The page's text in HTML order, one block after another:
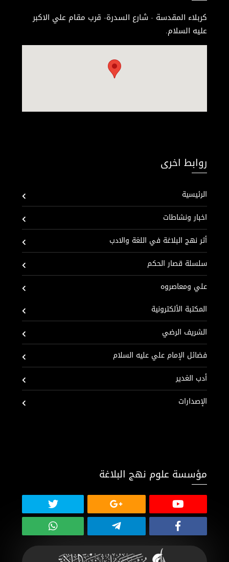
كربلاء المقدسة - شارع السدرة- قرب مقام علي الاكبر
عليه السلام.
روابط اخرى
الرئيسية
اخبار ونشاطات
أثر نهج البلاغة في اللغة والادب
سلسلة قصار الحكم
علي ومعاصروه
المكتبة الألكترونية
الشريف الرضي
فضائل الإمام علي عليه السلام
أدب الغدير
الإصدارات
مؤسسة علوم نهج البلاغة